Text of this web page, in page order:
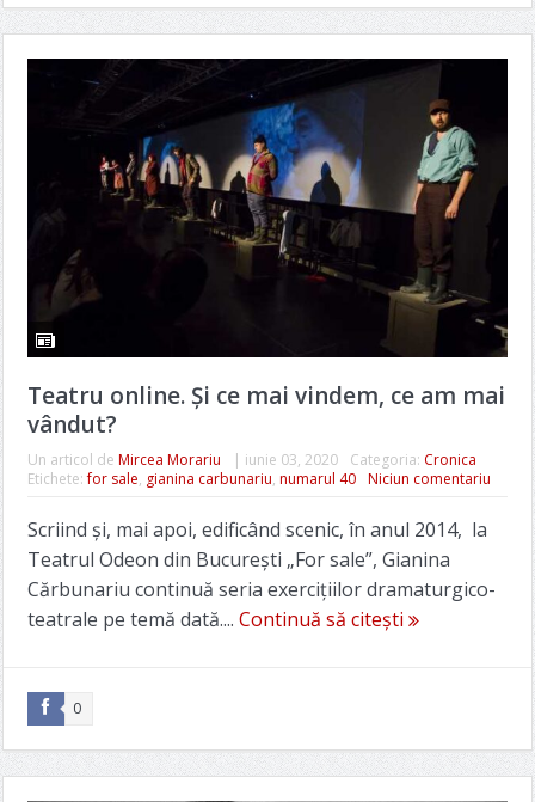
Teatru online. Și ce mai vindem, ce am mai
vândut?
Un articol de Mircea Morariu iunie 03, 2020 Categoria: Cronica
Etichete:for sale, gianina carbunariu, numarul 40 Niciun comentariu
Scriind și, mai apoi, edificând scenic, în anul 2014, la
Teatrul Odeon din București „For sale”, Gianina
Cărbunariu continuă seria exercițiilor dramaturgico-
teatrale pe temă dată.... Continuă să citești
0